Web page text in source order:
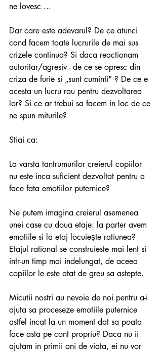
ne lovesc ...
Dar care este adevarul? De ce atunci
cand facem toate lucrurile de mai sus
crizele continua? Si daca reactionam
autoritar/agresiv - de ce se opresc din
criza de furie si „sunt cuminti" ? De ce e
acesta un lucru rau pentru dezvoltarea
lor? Si ce ar trebui sa facem in loc de ce
ne spun miturile?
Stiai ca:
La varsta tantrumurilor creierul copiilor
nu este inca suficient dezvoltat pentru a
face fata emotiilor puternice?
Ne putem imagina creierul asemenea
unei case cu doua etaje: la parter avem
emotiile si la etaj locuiește ratiunea?
Etajul rational se construieste mai lent si
intr-un timp mai indelungat, de aceea
copiilor le este atat de greu sa astepte.
Micutii nostri au nevoie de noi pentru a-i
ajuta sa proceseze emotiile puternice
astfel incat la un moment dat sa poata
face asta pe cont propriu? Daca nu ii
ajutam in primii ani de viata, ei nu vor